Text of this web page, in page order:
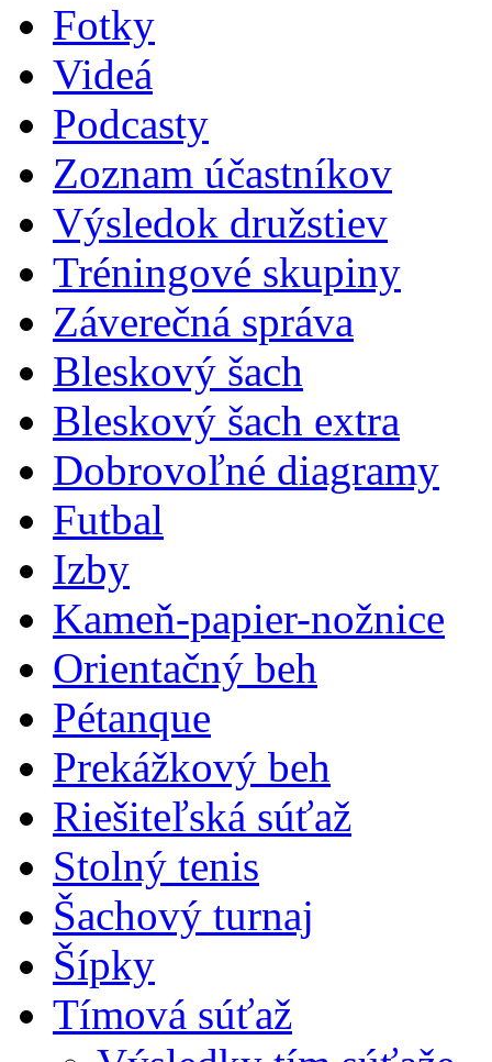
Fotky
Videá
Podcasty
Zoznam účastníkov
Výsledok družstiev
Tréningové skupiny
Záverečná správa
Bleskový šach
Bleskový šach extra
Dobrovoľné diagramy
Futbal
Izby
Kameň-papier-nožnice
Orientačný beh
Pétanque
Prekážkový beh
Riešiteľská súťaž
Stolný tenis
Šachový turnaj
Šípky
Tímová súťaž